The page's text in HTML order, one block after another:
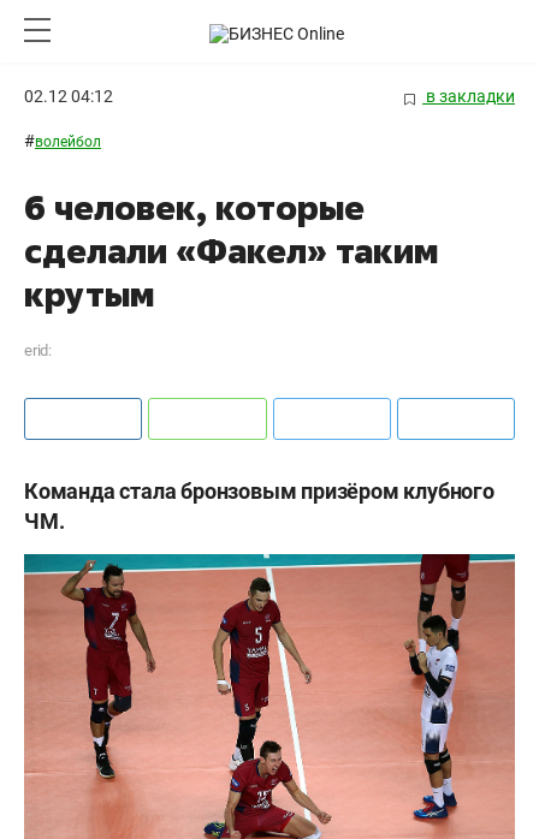
02.12 04:12 в закладки
#волейбол
6 человек, которые
сделали «Факел» таким
крутым
erid:
Команда стала бронзовым призёром клубного
ЧМ.